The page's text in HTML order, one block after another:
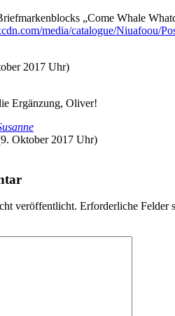
„Come Whale
media/catalogue/Niuafoou/
2017 Uhr)
Ergänzung, Oliver!
Oktober 2017 Uhr)
veröffentlicht. Erforderliche Felder